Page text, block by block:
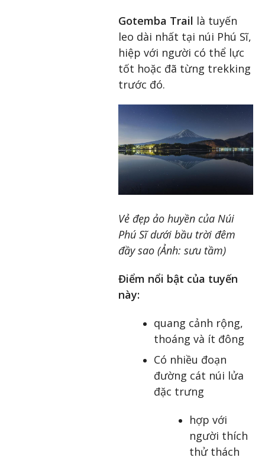
Gotemba Trail là tuyến
leo dài nhất tại núi Phú Sĩ,
hiệp với người có thể lực
tốt hoặc đã từng trekking
trước đó.
Vẻ đẹp ảo huyền của Núi
Phú Sĩ dưới bầu trời đêm
đầy sao (Ảnh: sưu tầm)
Điểm nổi bật của tuyến
này:
quang cảnh rộng,
thoáng và ít đông
Có nhiều đoạn
đường cát núi lửa
đặc trưng
hợp với
người thích
thử thách